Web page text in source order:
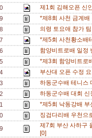
제1회 김해오픈 신
*제8회 사천 금계
의령 토요애 참가
*제5회 사천황소배
함양비트로배 일정
*제3회 함양비트로
부산대 오픈 수정
하동군수배 테니스
하동군수배 대회
*제5회 낙동강배
징검다리배 우천
제7회 부산 사하구
[0]